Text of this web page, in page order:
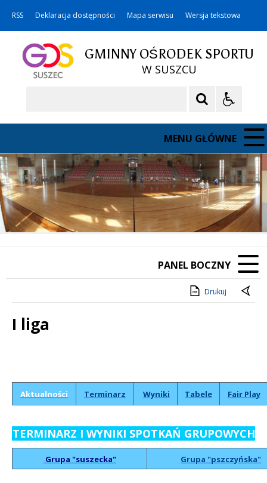
RSS Deklaracja dostępności Mapa serwisu Wersja tekstowa
GMINNY OŚRODEK SPORTU
W SUSZCU
MENU GŁÓWNE
PANEL BOCZNY
Drukuj
I liga
Aktualności Terminarz Wyniki Tabele Fair Play
TERMINARZ I WYNIKI SPOTKAŃ GRUPOWYCH
Grupa "suszecka" Grupa "pszczyńska"